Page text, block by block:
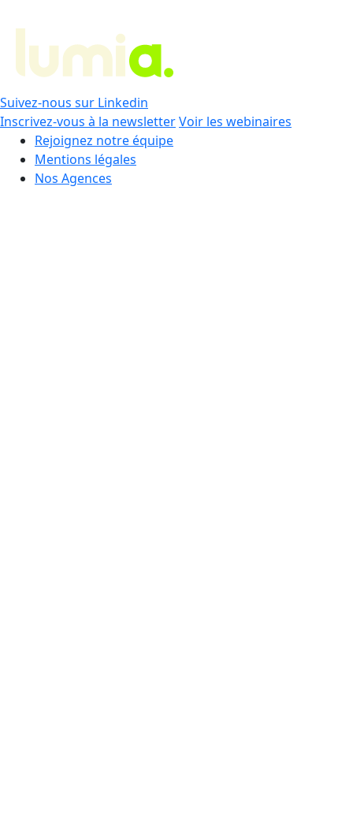
Suivez-nous sur Linkedin
Inscrivez-vous à la newsletterVoir les webinaires
Rejoignez notre équipe
Mentions légales
Nos Agences